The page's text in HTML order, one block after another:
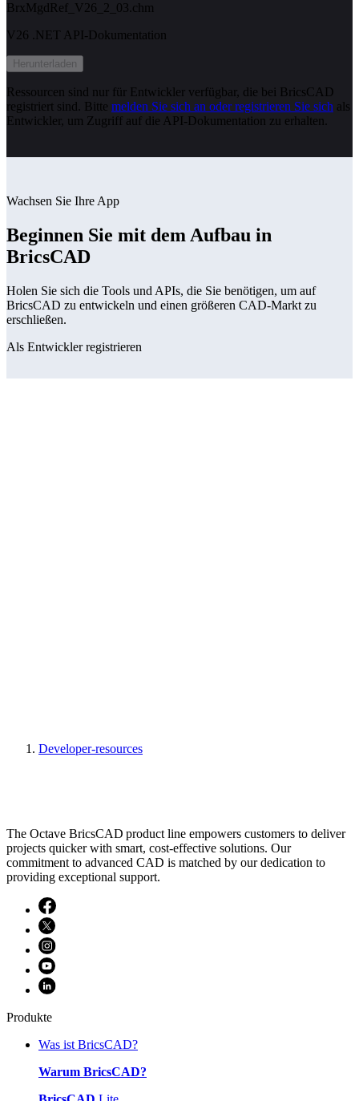
BrxMgdRef_V26_2_03.chm
V26 .NET API-Dokumentation
Herunterladen
Ressourcen sind nur für Entwickler verfügbar, die bei BricsCAD
registriert sind. Bitte melden Sie sich an oder registrieren Sie sich als
Entwickler, um Zugriff auf die API-Dokumentation zu erhalten.
Wachsen Sie Ihre App
Beginnen Sie mit dem Aufbau in
BricsCAD
Holen Sie sich die Tools und APIs, die Sie benötigen, um auf
BricsCAD zu entwickeln und einen größeren CAD-Markt zu
erschließen.
Als Entwickler registrieren
Developer-resources
The Octave BricsCAD product line empowers customers to deliver
projects quicker with smart, cost-effective solutions. Our
commitment to advanced CAD is matched by our dedication to
providing exceptional support.
Produkte
Was ist BricsCAD?
Warum BricsCAD?